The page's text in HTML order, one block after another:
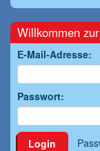
Willkommen
E-Mail-Adresse:
Passwort:
Login